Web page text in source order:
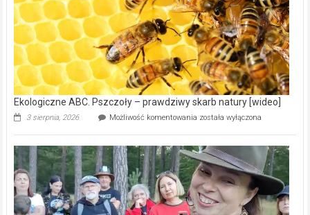
15,6
mln
na
modernizację
oczyszczalni
ścieków
[wideo]
Ekologiczne ABC. Pszczoły – prawdziwy skarb natury [wideo]
3 sierpnia, 2026 Możliwość komentowania Ekologiczne
–
prawdziwy
skarb
natury
[wideo]
została wyłączona